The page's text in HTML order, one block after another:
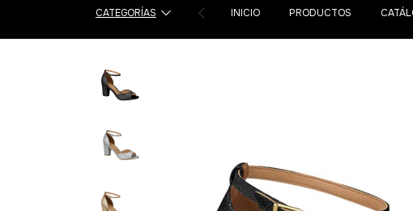
CATEGORÍAS INICIO PRODUCTOS